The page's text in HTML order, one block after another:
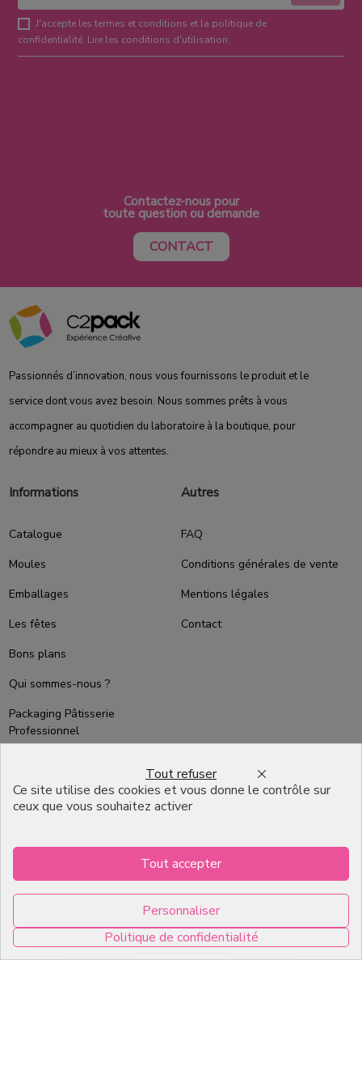
J'accepte les termes et conditions et la politique de
confidentialité. Lire les conditions d'utilisation.
Contactez-nous pour
toute question ou demande
CONTACT
Passionnés d’innovation, nous vous fournissons le produit et le
service dont vous avez besoin. Nous sommes prêts à vous
accompagner au quotidien du laboratoire à la boutique, pour
répondre au mieux à vos attentes.
Informations
Catalogue
Moules
Emballages
Les fêtes
Bons plans
Qui sommes-nous ?
Packaging Pâtisserie
Professionnel
English
Autres
FAQ
Conditions générales de vente
Mentions légales
Contact
Infos pratiques
7, RUE DU 19 MARS 1962
ZI DE DIJON
Ce site utilise des cookies et vous donne le contrôle sur
ceux que vous souhaitez activer
Tout accepter
Tout refuser
Personnaliser
Politique de confidentialité